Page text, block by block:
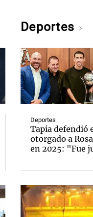
Deportes
Deportes
Tapia defendió
otorgado a
en 2025: "Fue